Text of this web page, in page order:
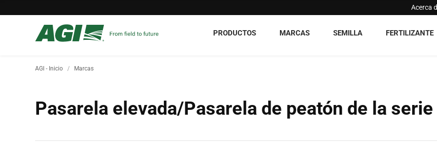
Acerca
PRODUCTOS MARCAS SEMILLA FERTILIZANTE
AGI - Inicio Marcas
Pasarela elevada/Pasarela de peatón de la serie